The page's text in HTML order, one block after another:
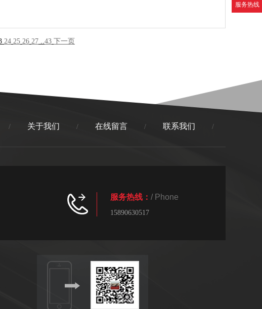
24 25 26 27 ..43 下一页
/ 关于我们 / 在线留言 / 联系我们 /
服务热线： / Phone
15890630517
服务热线